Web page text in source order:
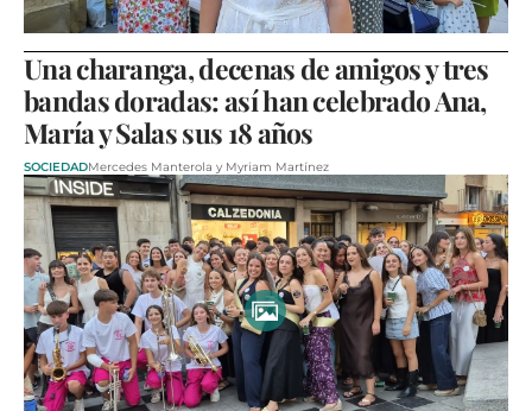
Una charanga, decenas de amigos y tres
bandas doradas: así han celebrado Ana,
María y Salas sus 18 años
SOCIEDADMercedes Manterola y Myriam Martínez